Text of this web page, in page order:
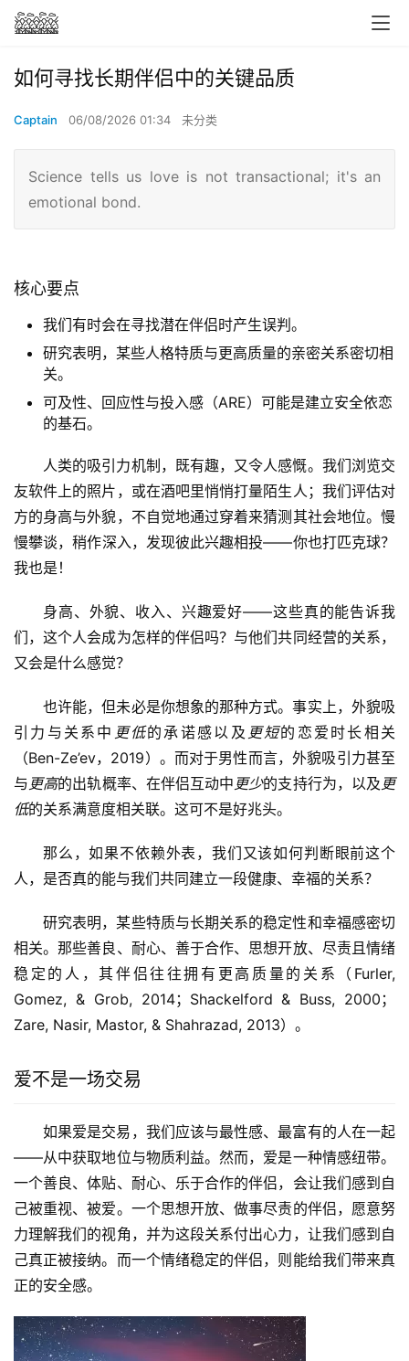
如何寻找长期伴侣中的关键品质
Captain 06/08/2026 01:34 未分类
Science tells us love is not transactional; it's an
emotional bond.
核心要点
我们有时会在寻找潜在伴侣时产生误判。
研究表明，某些人格特质与更高质量的亲密关系密切相
关。
可及性、回应性与投入感（ARE）可能是建立安全依恋
的基石。
人类的吸引力机制，既有趣，又令人感慨。我们浏览交
友软件上的照片，或在酒吧里悄悄打量陌生人；我们评估对
方的身高与外貌，不自觉地通过穿着来猜测其社会地位。慢
慢攀谈，稍作深入，发现彼此兴趣相投——你也打匹克球？
我也是！
身高、外貌、收入、兴趣爱好——这些真的能告诉我
们，这个人会成为怎样的伴侣吗？与他们共同经营的关系，
又会是什么感觉？
也许能，但未必是你想象的那种方式。事实上，外貌吸
引力与关系中 更低的承诺感以及 更短的恋爱时长相关
（Ben-Ze’ev，2019）。而对于男性而言，外貌吸引力甚至
与更高的出轨概率、在伴侣互动中更少的支持行为，以及更
低的关系满意度相关联。这可不是好兆头。
那么，如果不依赖外表，我们又该如何判断眼前这个
人，是否真的能与我们共同建立一段健康、幸福的关系？
研究表明，某些特质与长期关系的稳定性和幸福感密切
相关。那些善良、耐心、善于合作、思想开放、尽责且情绪
稳定的人，其伴侣往往拥有更高质量的关系（Furler,
Gomez, & Grob, 2014；Shackelford & Buss, 2000；
Zare, Nasir, Mastor, & Shahrazad, 2013）。
爱不是一场交易
如果爱是交易，我们应该与最性感、最富有的人在一起
——从中获取地位与物质利益。然而，爱是一种情感纽带。
一个善良、体贴、耐心、乐于合作的伴侣，会让我们感到自
己被重视、被爱。一个思想开放、做事尽责的伴侣，愿意努
力理解我们的视角，并为这段关系付出心力，让我们感到自
己真正被接纳。而一个情绪稳定的伴侣，则能给我们带来真
正的安全感。